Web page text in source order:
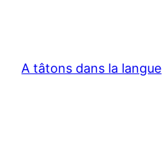
A tâtons dans la langue